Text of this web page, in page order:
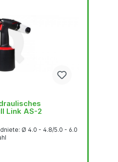
Link AS-2
Ø 4.0 - 4.8/5.0 - 6.0